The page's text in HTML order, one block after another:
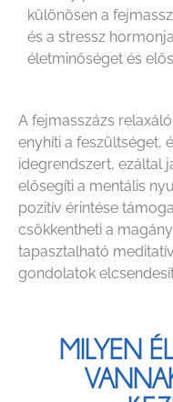
különösen a
és a stressz
életminőséget és
A fejmasszázs
enyhíti a feszültséget,
idegrendszert, ezáltal
elősegíti a mentális
pozitív érintése
csökkentheti a
tapasztalható
gondolatok
MILYEN